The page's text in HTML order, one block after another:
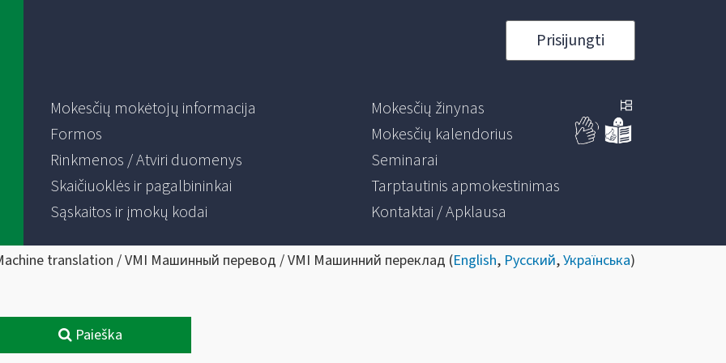
Prisijungti
Mokesčių mokėtojų informacija
Formos
Rinkmenos / Atviri duomenys
Skaičiuoklės ir pagalbininkai
Sąskaitos ir įmokų kodai
Mokesčių žinynas
Mokesčių kalendorius
Seminarai
Tarptautinis apmokestinimas
Kontaktai / Apklausa
translation / VMI Машинный перевод / VMI Машинний переклад (English, Русский,Українська)
Paieška